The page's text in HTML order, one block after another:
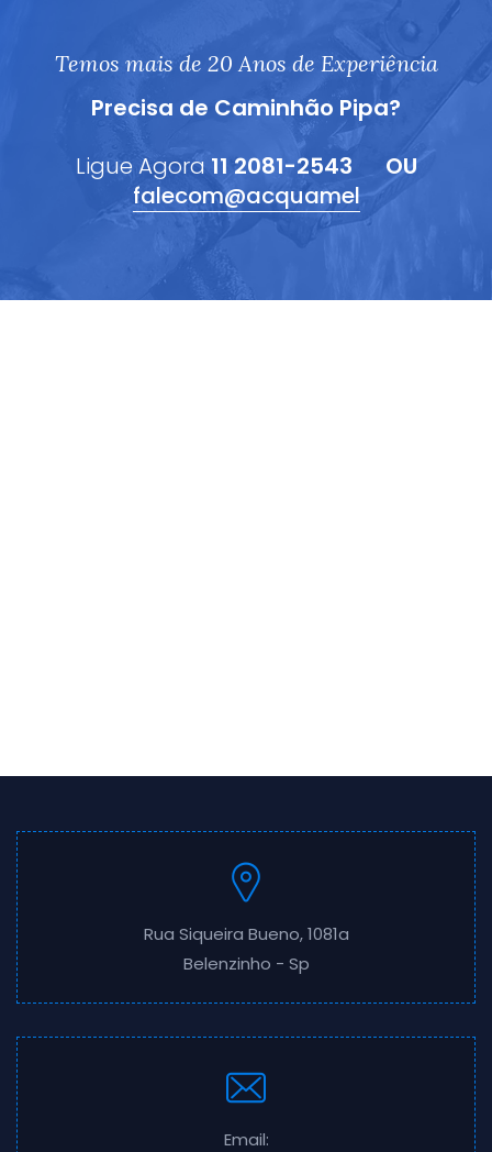
Temos mais de 20 Anos de Experiência
Precisa de Caminhão Pipa?
Ligue Agora 11 2081-2543
OU
falecom@acquamel
Rua Siqueira Bueno, 1081a
Belenzinho - Sp
Email: